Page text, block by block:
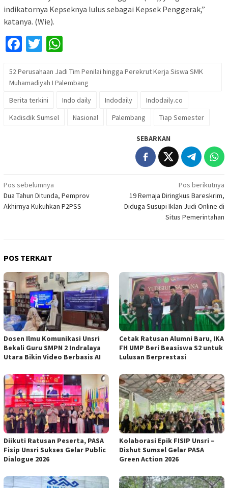
indikatornya Kepseknya lulus sebagai Kepsek Penggerak,”
katanya. (Wie).
Facebook
Twitter
52 Perusahaan Jadi Tim Penilai hingga Perekrut Kerja Siswa SMK
Muhamadiyah I Palembang
Berita terkini
Indo daily Indodaily
Indodaily.co
Kadisdik Sumsel
Nasional Palembang Tiap Semester
SEBARKAN
Navigasi
pos
Pos sebelumnya
Dua Tahun Ditunda, Pemprov
Akhirnya Kukuhkan P2PSS
Pos berikutnya
19 Remaja Diringkus Bareskrim,
Diduga Susupi Iklan Judi Online di
Situs Pemerintahan
POS TERKAIT
Dosen Ilmu Komunikasi Unsri
Bekali Guru SMPN 2 Indralaya
Utara Bikin Video Berbasis AI
Cetak Ratusan Alumni Baru, IKA
FH UMP Beri Beasiswa S2 untuk
Lulusan Berprestasi
Diikuti Ratusan Peserta, PASA
Fisip Unsri Sukses Gelar Public
Dialogue 2026
Kolaborasi Epik FISIP Unsri –
Dishut Sumsel Gelar PASA
Green Action 2026